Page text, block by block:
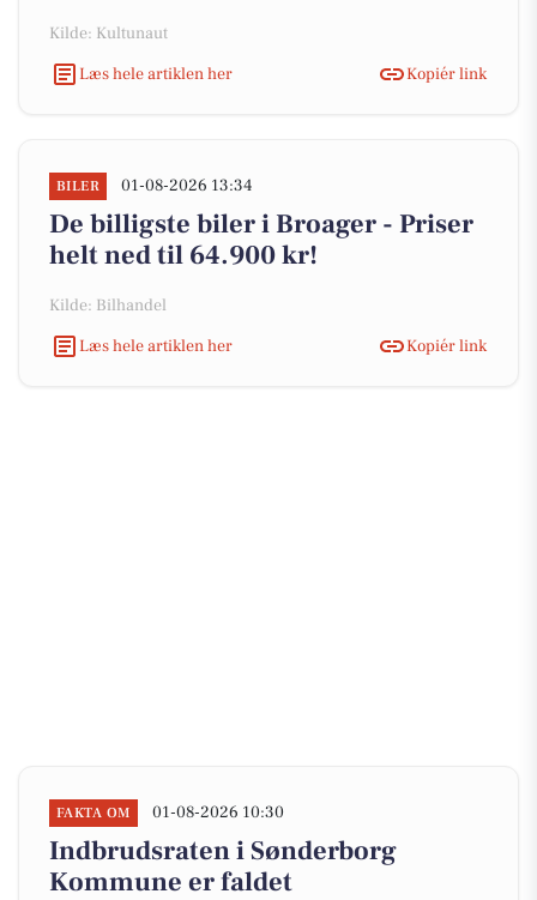
Kilde: Kultunaut
Læs hele artiklen her
Kopiér link
BILER 01-08-2026 13:34
De billigste biler i Broager - Priser
helt ned til 64.900 kr!
Kilde: Bilhandel
Læs hele artiklen her
Kopiér link
FAKTA OM 01-08-2026 10:30
Indbrudsraten i Sønderborg
Kommune er faldet